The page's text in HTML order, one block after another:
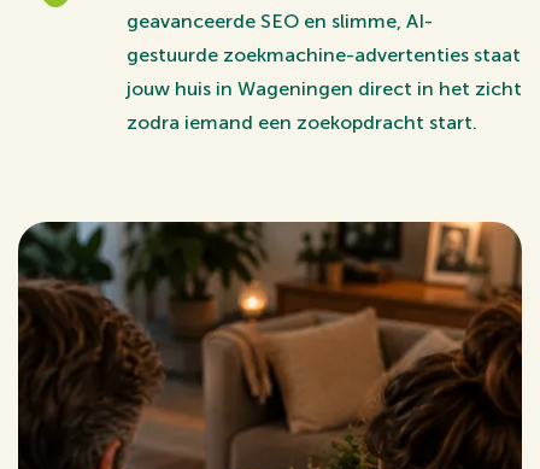
geavanceerde SEO en slimme, AI-
gestuurde zoekmachine-advertenties staat
jouw huis in Wageningen direct in het zicht
zodra iemand een zoekopdracht start.